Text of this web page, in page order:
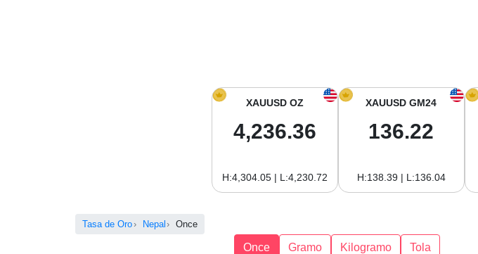
XAUUSD OZ
4,236.36
H:4,304.05 | L:4,230.72
XAUUSD GM24
136.22
H:138.39 | L:136.04
Tasa de Oro Nepal Once
Once Gramo Kilogramo Tola